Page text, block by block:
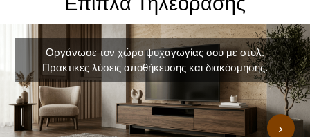
›
Οργάνωσε τον χώρο ψυχαγωγίας σου με στυλ.
Πρακτικές λύσεις αποθήκευσης και διακόσμησης.